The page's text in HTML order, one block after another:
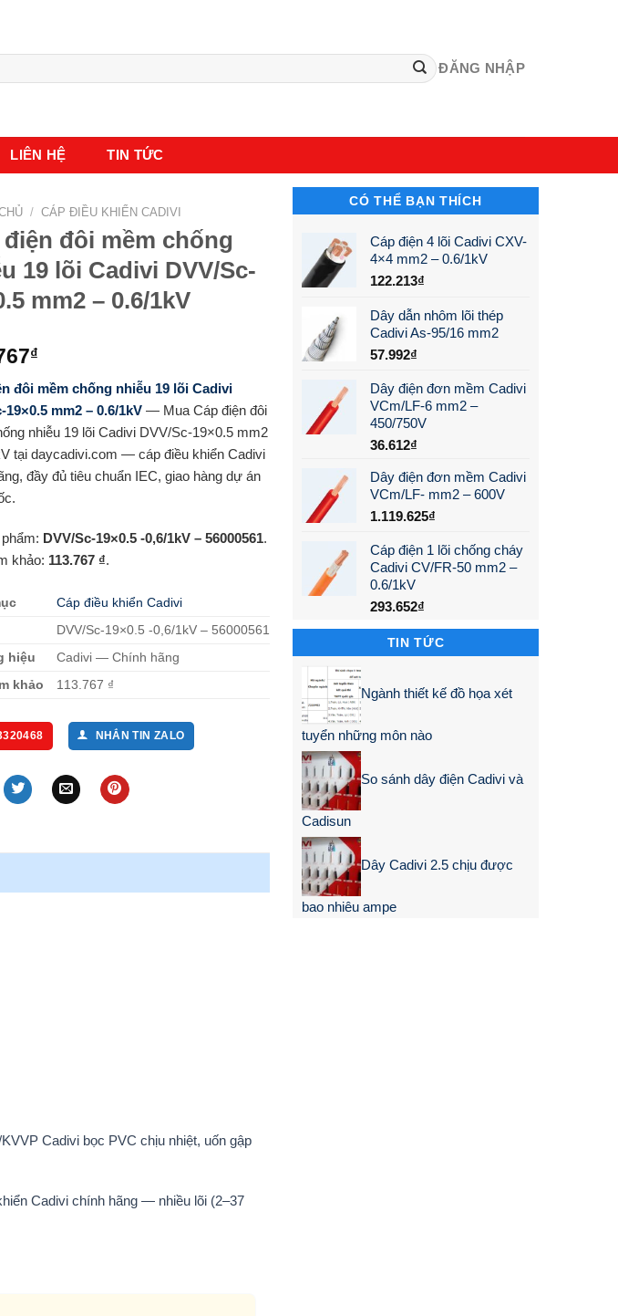
ĐĂNG NHẬP
LIÊN HỆ TIN TỨC
CÓ THỂ BẠN THÍCH
Cáp điện 4 lõi Cadivi CXV-
4×4 mm2 – 0.6/1kV
122.213₫
Dây dẫn nhôm lõi thép
Cadivi As-95/16 mm2
57.992₫
Dây điện đơn mềm Cadivi
VCm/LF-6 mm2 –
450/750V
36.612₫
Dây điện đơn mềm Cadivi
VCm/LF- mm2 – 600V
1.119.625₫
Cáp điện 1 lõi chống cháy
Cadivi CV/FR-50 mm2 –
0.6/1kV
293.652₫
TIN TỨC
Ngành thiết kế đồ họa xét
tuyển những môn nào
So sánh dây điện Cadivi và
Cadisun
Dây Cadivi 2.5 chịu được
bao nhiêu ampe
/ CÁP ĐIỀU KHIỂN CADIVI
điện đôi mềm chống
19 lõi Cadivi DVV/Sc-
mm2 – 0.6/1kV
₫
đôi mềm chống nhiễu 19 lõi Cadivi
19×0.5 mm2 – 0.6/1kV— Mua Cáp điện đôi
nhiễu 19 lõi Cadivi DVV/Sc-19×0.5 mm2
tại daycadivi.com — cáp điều khiển Cadivi
đầy đủ tiêu chuẩn IEC, giao hàng dự án
DVV/Sc-19×0.5 -0,6/1kV – 56000561.
khảo: 113.767 ₫.
Cáp điều khiển Cadivi
DVV/Sc-19×0.5 -0,6/1kV – 56000561
hiệu
Cadivi — Chính hãng
khảo
113.767 ₫
NHẮN TIN ZALO
Cadivi bọc PVC chịu nhiệt, uốn gập
Cadivi chính hãng — nhiều lõi (2–37